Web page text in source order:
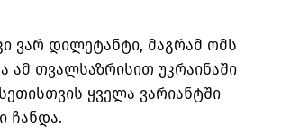
ვარ დილეტანტი, მაგრამ ომს
ამ თვალსაზრისით უკრაინაში
ყველა ვარიანტში
ჩანდა.